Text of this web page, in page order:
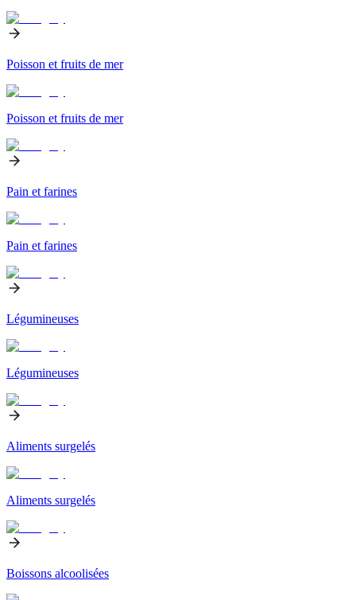
Poisson et fruits de mer
Poisson et fruits de mer
Pain et farines
Pain et farines
Légumineuses
Légumineuses
Aliments surgelés
Aliments surgelés
Boissons alcoolisées